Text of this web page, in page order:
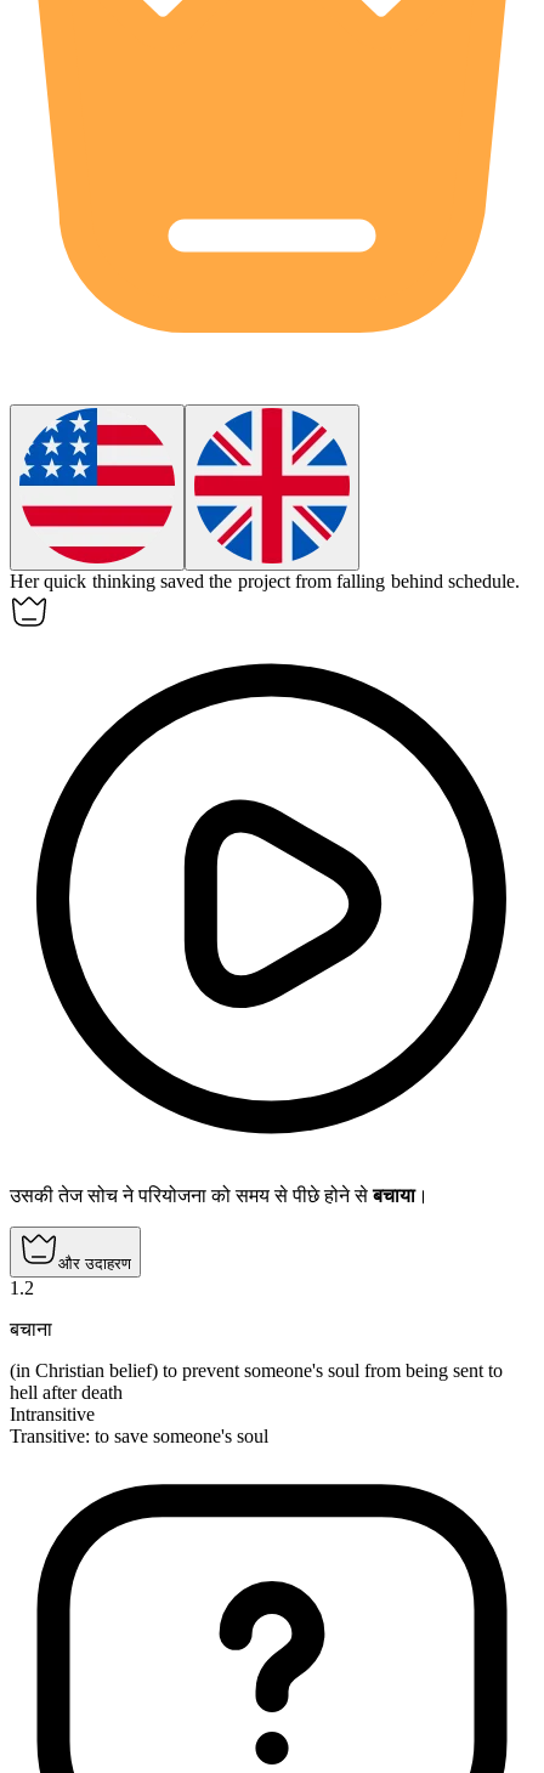
Her quick thinking saved the project from falling behind schedule.
उसकी तेज सोच ने परियोजना को समय से पीछे होने सेबचाया।
और उदाहरण
1 .2
बचाना
(in Christian belief) to prevent someone's soul from being sent to
hell after death
Intransitive
Transitive: to save someone's soul